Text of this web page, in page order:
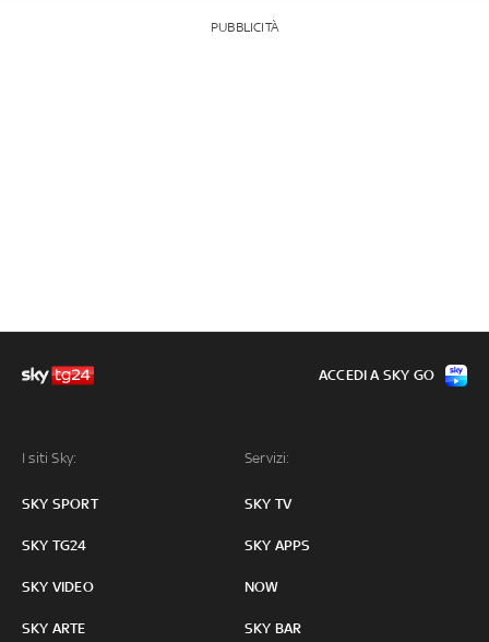
PUBBLICITÀ
I siti Sky:
SKY SPORT
SKY TG24
SKY VIDEO
SKY ARTE
Servizi:
SKY TV
SKY APPS
NOW
SKY BAR
ACCEDI A SKY GO